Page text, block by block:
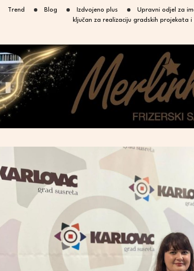
Trend Blog Izdvojeno plus
Upravni odjel za
ključan za realizaciju gradskih projekata